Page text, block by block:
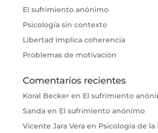
El sufrimiento anónimo
Psicología sin contexto
Libertad implica coherencia
Problemas de motivación
Comentarios recientes
Koral Beckeren El sufrimiento
Sandaen El sufrimiento anónimo
Vicente Jara Veraen Psicología de